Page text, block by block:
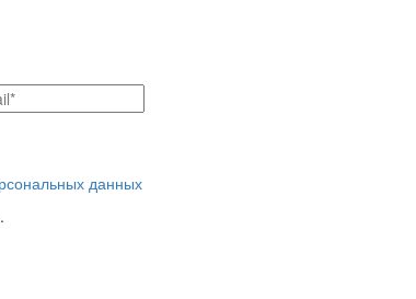
данных